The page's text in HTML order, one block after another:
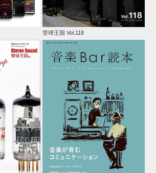
管球王国 Vol.118